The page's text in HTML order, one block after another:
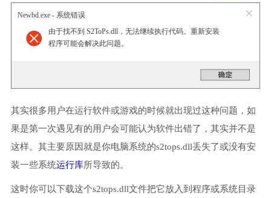
Newbd.exe - 系统错误
由于找不到 S2ToPs.dll，无法继续执行代码。重新安装
程序可能会解决此问题。
其实很多用户在运行软件或游戏的时候就出现过这种问题，如
果是第一次遇见有的用户会可能认为软件出错了，其实并不是
这样。其主要原因就是你电脑系统的s2tops.dll丢失了或没有安
装一些系统运行库所导致的。
这时你可以下载这个s2tops.dll文件把它放入到程序或系统目录